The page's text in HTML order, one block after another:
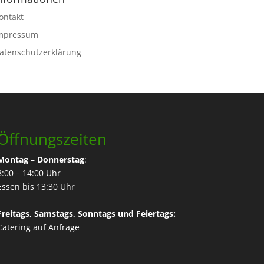
– Donnerstag:
– 14:00 Uhr
bis 13:30 Uhr
Samstags, Sonntags und Feiertags:
auf Anfrage